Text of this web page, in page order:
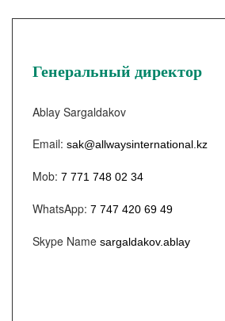
Генеральный директор
Ablay Sargaldakov
Email: sak@allwaysinternational.kz
Mob: 7 771 748 02 34
WhatsApp: 7 747 420 69 49
Skype Name sargaldakov.ablay